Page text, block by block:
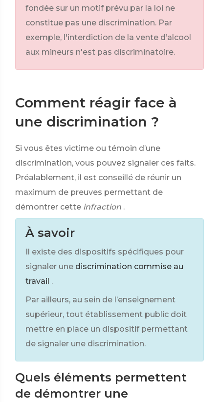
fondée sur un motif prévu par la loi ne
constitue pas une discrimination. Par
exemple, l'interdiction de la vente d’alcool
aux mineurs n'est pas discriminatoire.
Comment réagir face à
une discrimination ?
Si vous êtes victime ou témoin d’une
discrimination, vous pouvez signaler ces faits.
Préalablement, il est conseillé de réunir un
maximum de preuves permettant de
démontrer cette infraction .
À savoir
Il existe des dispositifs spécifiques pour
signaler une discrimination commise au
travail .
Par ailleurs, au sein de l’enseignement
supérieur, tout établissement public doit
mettre en place un dispositif permettant
de signaler une discrimination.
Quels éléments permettent
de démontrer une